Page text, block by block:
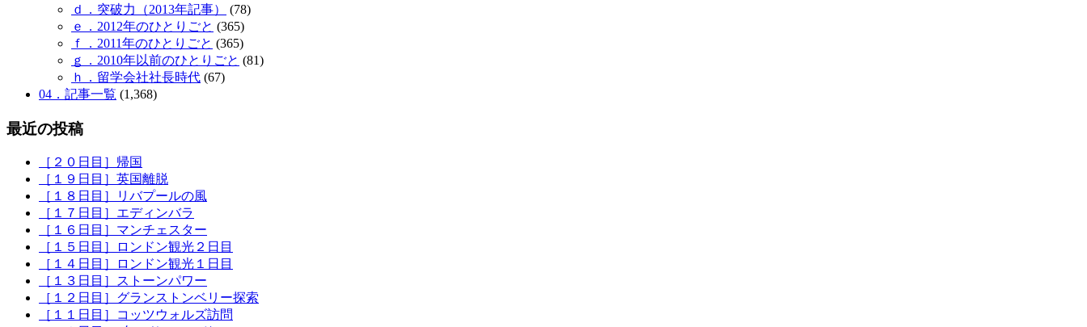
ｄ．突破力（2013年記事）
(78)
ｅ．2012年のひとりごと (365)
ｆ．2011年のひとりごと (365)
ｇ．2010年以前のひとりごと (81)
ｈ．留学会社社長時代 (67)
04．記事一覧 (1,368)
最近の投稿
［２０日目］帰国
［１９日目］英国離脱
［１８日目］リバプールの風
［１７日目］エディンバラ
［１６日目］マンチェスター
［１５日目］ロンドン観光２日目
［１４日目］ロンドン観光１日目
［１３日目］ストーンパワー
［１２日目］グランストンベリー探索
［１１日目］コッツウォルズ訪問